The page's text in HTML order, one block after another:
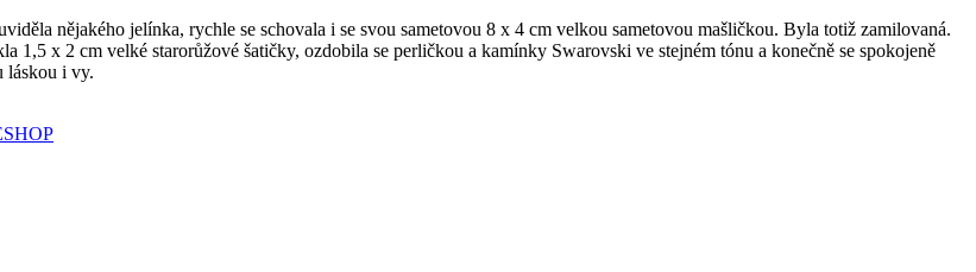
nějakého jelínka, rychle se schovala i se svou sametovou 8 x 4 cm velkou sametovou mašličkou. Byla totiž zamilovaná.
x 2 cm velké starorůžové šatičky, ozdobila se perličkou a kamínky Swarovski ve stejném tónu a konečně se spokojeně
láskou i vy.